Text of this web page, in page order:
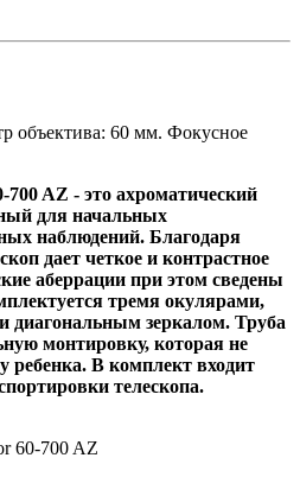
объектива: 60 мм. Фокусное
700 AZ - это ахроматический
для начальных
наблюдений. Благодаря
дает четкое и контрастное
аберрации при этом сведены
тремя окулярами,
диагональным зеркалом. Труба
монтировку, которая не
ребенка. В комплект входит
телескопа.
60-700 AZ